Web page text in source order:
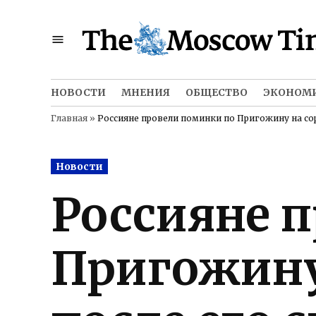
НОВОСТИ МНЕНИЯ ОБЩЕСТВО
Главная » Россияне провели поминки по Пригожину на
Posted
in
Новости
Россияне